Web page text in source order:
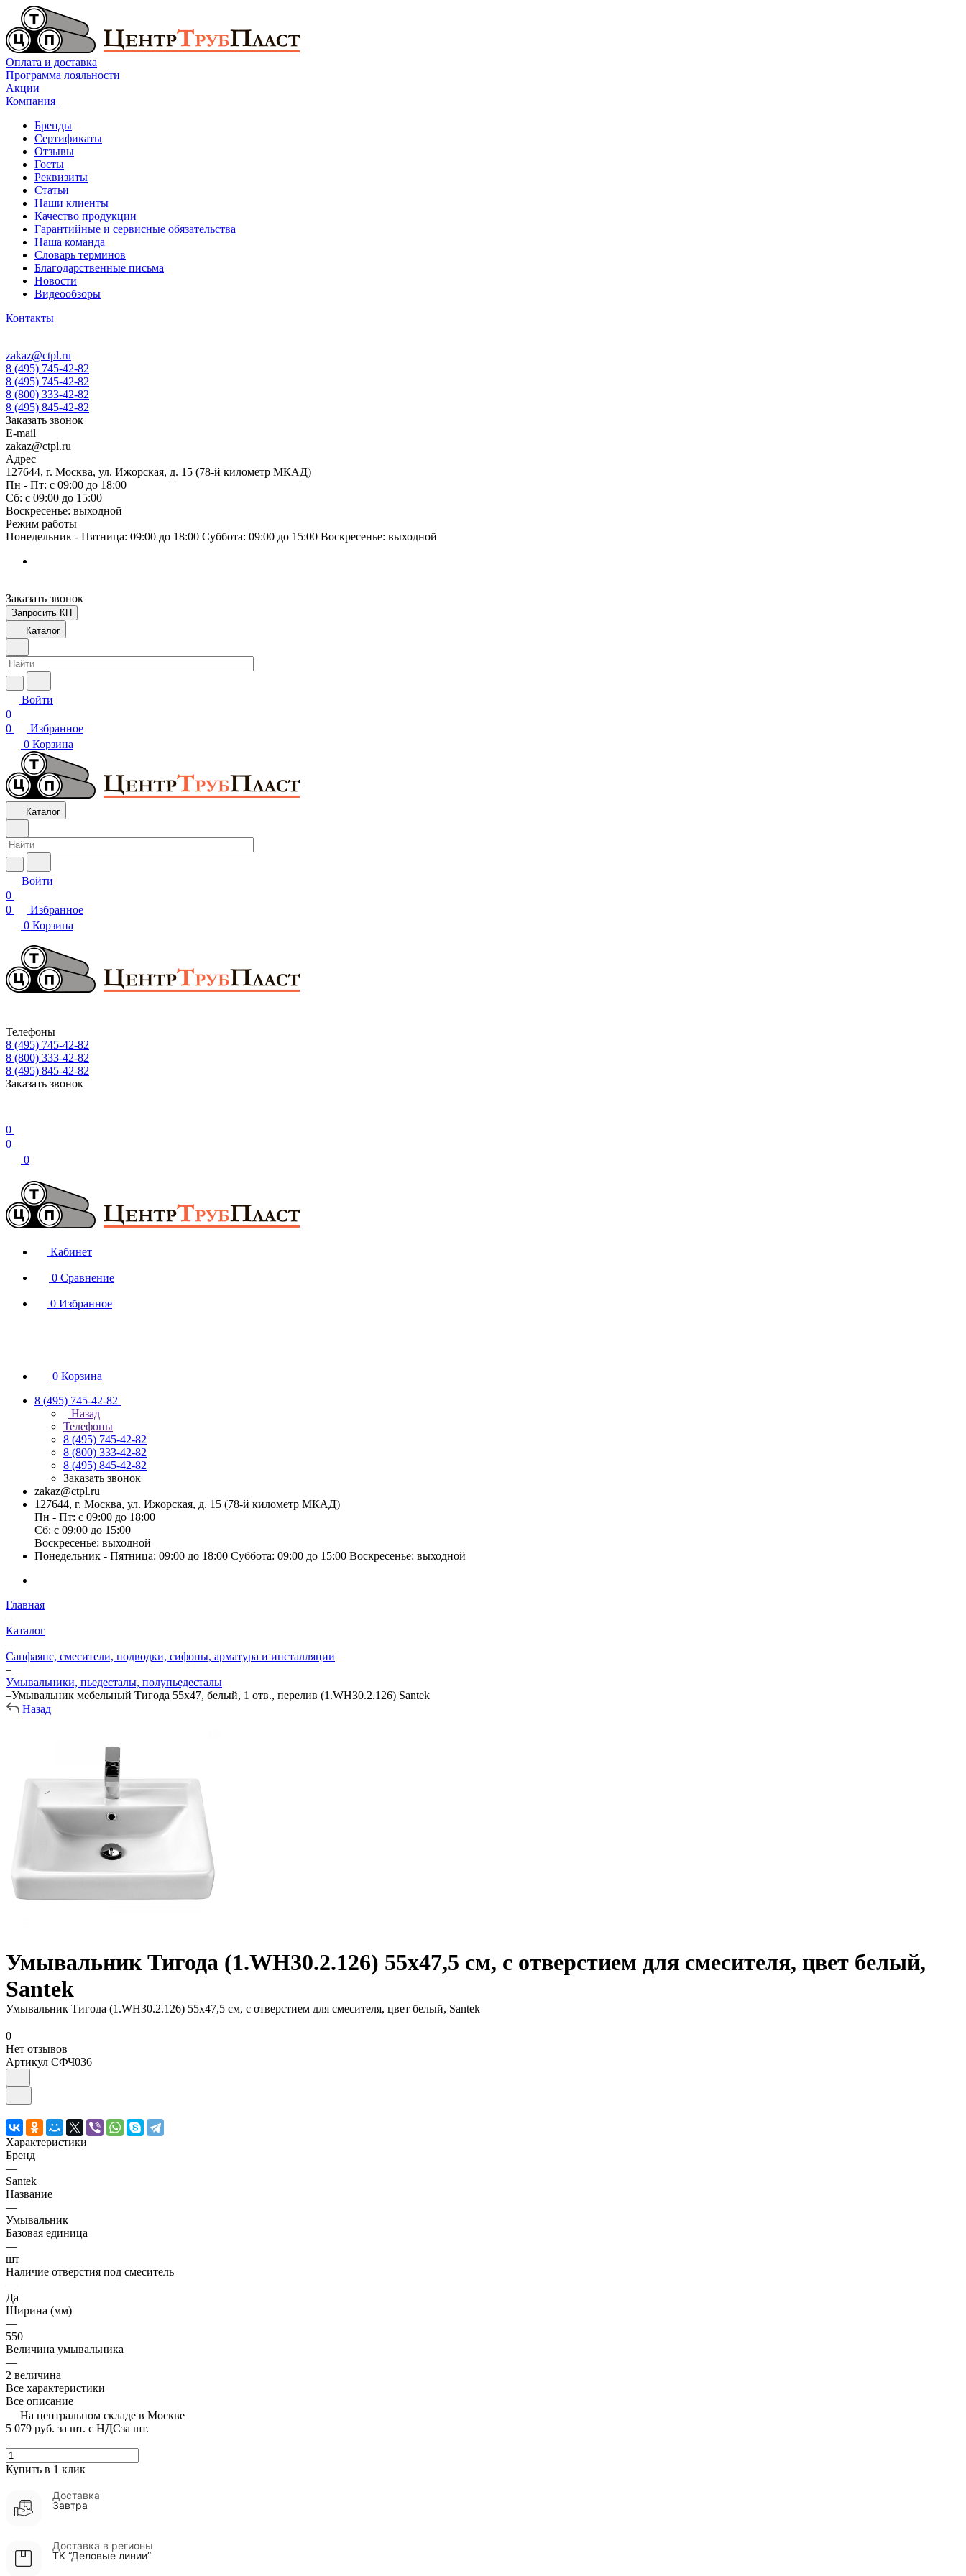
Оплата и доставка
Программа лояльности
Акции
Компания
Бренды
Сертификаты
Отзывы
Госты
Реквизиты
Статьи
Наши клиенты
Качество продукции
Гарантийные и сервисные обязательства
Наша команда
Словарь терминов
Благодарственные письма
Новости
Видеообзоры
Контакты
zakaz@ctpl.ru
8 (495) 745-42-82
8 (495) 745-42-82
8 (800) 333-42-82
8 (495) 845-42-82
Заказать звонок
E-mail
zakaz@ctpl.ru
Адрес
127644, г. Москва, ул. Ижорская, д. 15 (78-й километр МКАД)
Пн - Пт: с 09:00 до 18:00
Сб: с 09:00 до 15:00
Воскресенье: выходной
Режим работы
Понедельник - Пятница: 09:00 до 18:00 Суббота: 09:00 до 15:00 Воскресенье: выходной
Заказать звонок
Запросить КП
Каталог
Войти
0
0
Избранное
0 Корзина
Каталог
Войти
0
0
Избранное
0 Корзина
Телефоны
8 (495) 745-42-82
8 (800) 333-42-82
8 (495) 845-42-82
Заказать звонок
0
0
0
Кабинет
0 Сравнение
0 Избранное
0 Корзина
8 (495) 745-42-82
Назад
Телефоны
8 (495) 745-42-82
8 (800) 333-42-82
8 (495) 845-42-82
Заказать звонок
zakaz@ctpl.ru
127644, г. Москва, ул. Ижорская, д. 15 (78-й километр МКАД)
Пн - Пт: с 09:00 до 18:00
Сб: с 09:00 до 15:00
Воскресенье: выходной
Понедельник - Пятница: 09:00 до 18:00 Суббота: 09:00 до 15:00 Воскресенье: выходной
Главная
–
Каталог
–
Санфаянс, смесители, подводки, сифоны, арматура и инсталляции
–
Умывальники, пьедесталы, полупьедесталы
–Умывальник мебельный Тигода 55х47, белый, 1 отв., перелив (1.WH30.2.126) Santek
Назад
Умывальник Тигода (1.WH30.2.126) 55х47,5 см, с отверстием для смесителя, цвет белый,
Santek
Умывальник Тигода (1.WH30.2.126) 55х47,5 см, с отверстием для смесителя, цвет белый, Santek
0
Нет отзывов
Артикул СФЧ036
Характеристики
Бренд
—
Santek
Название
—
Умывальник
Базовая единица
—
шт
Наличие отверстия под смеситель
—
Да
Ширина (мм)
—
550
Величина умывальника
—
2 величина
Все характеристики
Все описание
На центральном складе в Москве
5 079 руб. за шт. с НДСза шт.
Купить в 1 клик
Доставка
Завтра
Доставка в регионы
ТК “Деловые линии”